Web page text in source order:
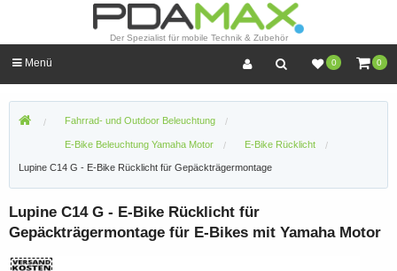
Der Spezialist für mobile Technik & Zubehör
0 0
Menü
Fahrrad- und Outdoor Beleuchtung
E-Bike Beleuchtung Yamaha Motor E-Bike Rücklicht
Lupine C14 G - E-Bike Rücklicht für Gepäckträgermontage
Lupine C14 G - E-Bike Rücklicht für
Gepäckträgermontage für E-Bikes mit Yamaha Motor